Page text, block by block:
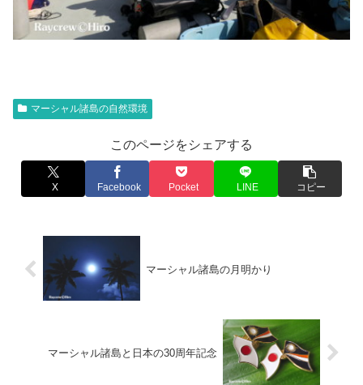
マーシャル諸島の自然環境
このページをシェアする
X Facebook Pocket LINE コピー
マーシャル諸島の月明かり
マーシャル諸島と日本の30周年記念